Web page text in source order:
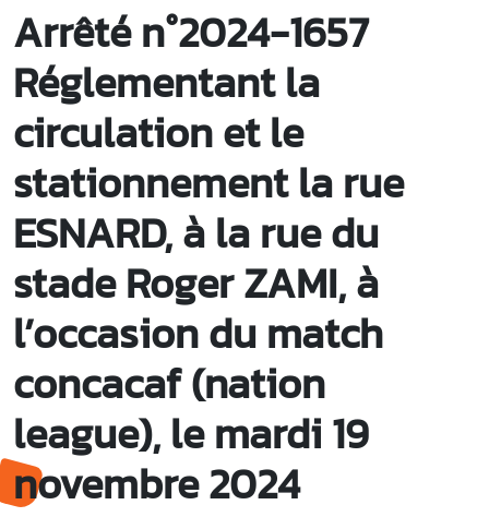
Arrêté n°2024-1657
Réglementant la
circulation et le
stationnement la rue
ESNARD, à la rue du
stade Roger ZAMI, à
l’occasion du match
concacaf (nation
league), le mardi 19
novembre 2024